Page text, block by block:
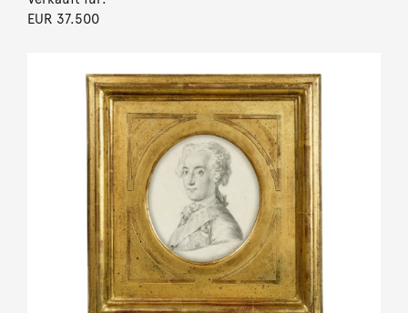
EUR 37.500